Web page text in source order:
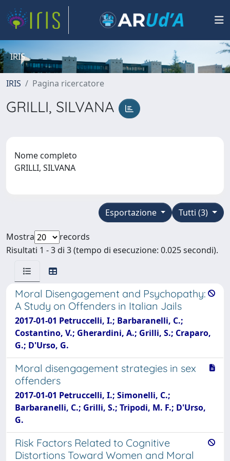
IRIS
IRIS Pagina ricercatore
GRILLI, SILVANA
Nome completo
GRILLI, SILVANA
Tutti (3)
Esportazione
Mostra
records
Risultati 1 - 3 di 3 (tempo di esecuzione: 0.025 secondi).
Moral Disengagement and Psychopathy:
A Study on Offenders in Italian Jails
2017-01-01 Petruccelli, I.; Barbaranelli, C.;
Costantino, V.; Gherardini, A.; Grilli, S.; Craparo,
G.; D'Urso, G.
Moral disengagement strategies in sex
offenders
2017-01-01 Petruccelli, I.; Simonelli, C.;
Barbaranelli, C.; Grilli, S.; Tripodi, M. F.; D'Urso,
G.
Risk Factors Related to Cognitive
Distortions Toward Women and Moral